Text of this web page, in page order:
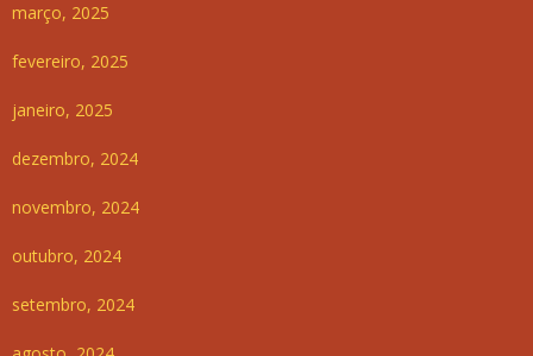
março, 2025
fevereiro, 2025
janeiro, 2025
dezembro, 2024
novembro, 2024
outubro, 2024
setembro, 2024